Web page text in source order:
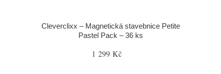
Cleverclixx – Magnetická stavebnice Petite
Pastel Pack – 36 ks
1 299 Kč